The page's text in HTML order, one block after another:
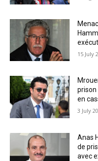
15 July
prison
en
3 July
Anas
de
avec